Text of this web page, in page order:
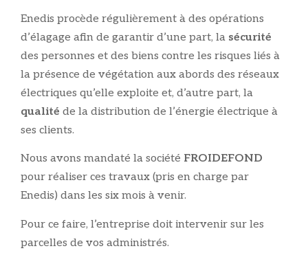
Enedis procède régulièrement à des opérations
d’élagage afin de garantir d’une part, la sécurité
des personnes et des biens contre les risques liés à
la présence de végétation aux abords des réseaux
électriques qu’elle exploite et, d’autre part, la
qualité de la distribution de l’énergie électrique à
ses clients.
Nous avons mandaté la société FROIDEFOND
pour réaliser ces travaux (pris en charge par
Enedis) dans les six mois à venir.
Pour ce faire, l’entreprise doit intervenir sur les
parcelles de vos administrés.